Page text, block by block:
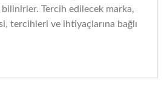
Tercih edilecek marka,
tercihleri ve ihtiyaçlarına bağlı